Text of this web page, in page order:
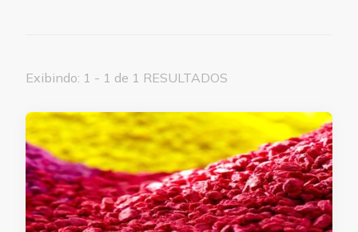
Exibindo: 1 - 1 de 1 RESULTADOS